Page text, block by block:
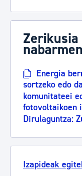
Zerikusia
Energia
sortzeko edo
komunitateei
fotovoltaikoen
Dirulaguntza:
Izapideak